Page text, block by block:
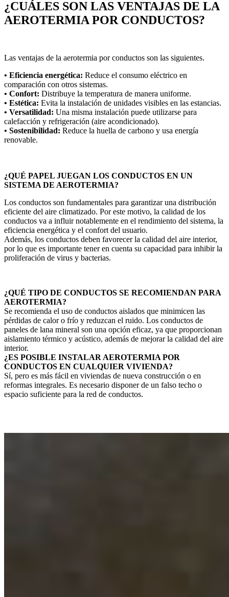
¿CUÁLES SON LAS VENTAJAS DE LA
AEROTERMIA POR CONDUCTOS?
Las ventajas de la aerotermia por conductos son las siguientes.
• Eficiencia energética: Reduce el consumo eléctrico en
comparación con otros sistemas.
• Confort: Distribuye la temperatura de manera uniforme.
• Estética: Evita la instalación de unidades visibles en las estancias.
• Versatilidad: Una misma instalación puede utilizarse para
calefacción y refrigeración (aire acondicionado).
• Sostenibilidad: Reduce la huella de carbono y usa energía
renovable.
¿QUÉ PAPEL JUEGAN LOS CONDUCTOS EN UN
SISTEMA DE AEROTERMIA?
Los conductos son fundamentales para garantizar una distribución
eficiente del aire climatizado. Por este motivo, la calidad de los
conductos va a influir notablemente en el rendimiento del sistema, la
eficiencia energética y el confort del usuario.
Además, los conductos deben favorecer la calidad del aire interior,
por lo que es importante tener en cuenta su capacidad para inhibir la
proliferación de virus y bacterias.
¿QUÉ TIPO DE CONDUCTOS SE RECOMIENDAN PARA
AEROTERMIA?
Se recomienda el uso de conductos aislados que minimicen las
pérdidas de calor o frío y reduzcan el ruido. Los conductos de
paneles de lana mineral son una opción eficaz, ya que proporcionan
aislamiento térmico y acústico, además de mejorar la calidad del aire
interior.
¿ES POSIBLE INSTALAR AEROTERMIA POR
CONDUCTOS EN CUALQUIER VIVIENDA?
Sí, pero es más fácil en viviendas de nueva construcción o en
reformas integrales. Es necesario disponer de un falso techo o
espacio suficiente para la red de conductos.